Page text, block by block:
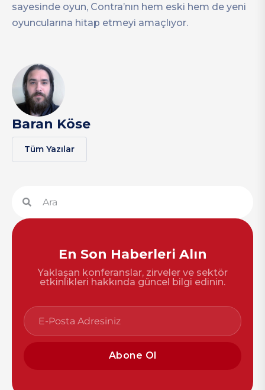
sayesinde oyun, Contra’nın hem eski hem de yeni
oyuncularına hitap etmeyi amaçlıyor.
Baran Köse
Tüm Yazılar
En Son Haberleri Alın
Yaklaşan konferanslar, zirveler ve sektör
etkinlikleri hakkında güncel bilgi edinin.
Abone Ol